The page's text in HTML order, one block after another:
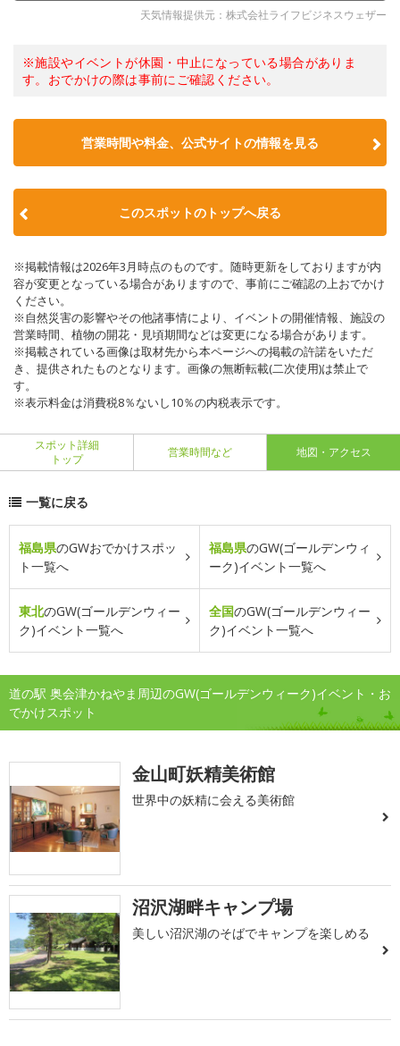
天気情報提供元：株式会社ライフビジネスウェザー
※施設やイベントが休園・中止になっている場合がありま
す。おでかけの際は事前にご確認ください。
営業時間や料金、公式サイトの情報を見る
このスポットのトップへ戻る
※掲載情報は2026年3月時点のものです。随時更新をしておりますが内
容が変更となっている場合がありますので、事前にご確認の上おでかけ
ください。
※自然災害の影響やその他諸事情により、イベントの開催情報、施設の
営業時間、植物の開花・見頃期間などは変更になる場合があります。
※掲載されている画像は取材先から本ページへの掲載の許諾をいただ
き、提供されたものとなります。画像の無断転載(二次使用)は禁止で
す。
※表示料金は消費税8％ないし10％の内税表示です。
スポット詳細
トップ
営業時間など 地図・アクセス
一覧に戻る
福島県のGWおでかけスポッ
ト一覧へ
福島県のGW(ゴールデンウィ
ーク)イベント一覧へ
東北のGW(ゴールデンウィー
ク)イベント一覧へ
全国のGW(ゴールデンウィー
ク)イベント一覧へ
道の駅 奥会津かねやま周辺のGW(ゴールデンウィーク)イベント・お
でかけスポット
金山町妖精美術館
世界中の妖精に会える美術館
沼沢湖畔キャンプ場
美しい沼沢湖のそばでキャンプを楽しめる